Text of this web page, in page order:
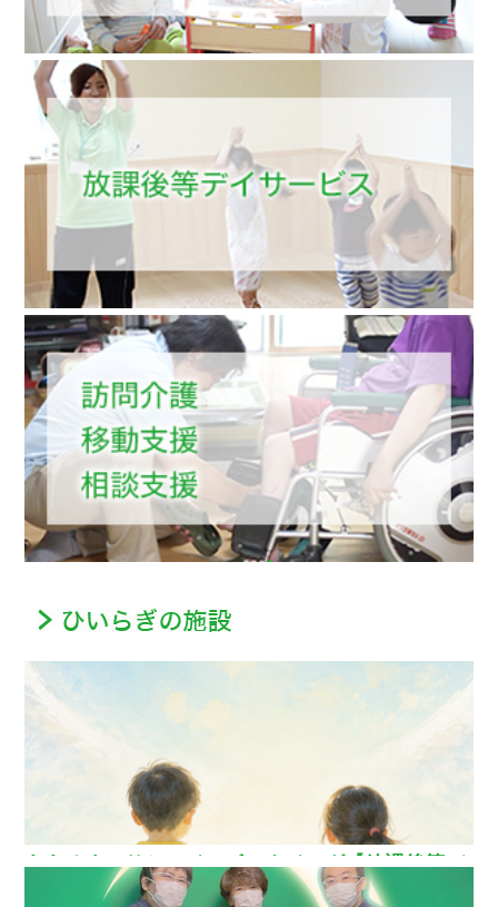
ああるまつりかレインボーウイング【放課後等デ
イサービス】